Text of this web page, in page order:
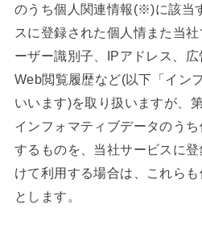
のうち個人関連情報(※)に該当
スに登録された個人情また当
ーザー識別子、IPアドレス、広
Web閲覧履歴など(以下「イン
いいます)を取り扱いますが、
インフォマティブデータのう
するものを、当社サービスに
けて利用する場合は、これら
とします。